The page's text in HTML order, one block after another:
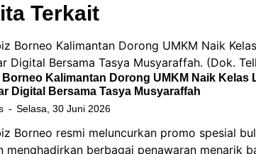
Terkait
Borneo Kalimantan Dorong UMKM Naik Kelas
Digital Bersama Tasya Musyaraffah
Selasa, 30 Juni 2026